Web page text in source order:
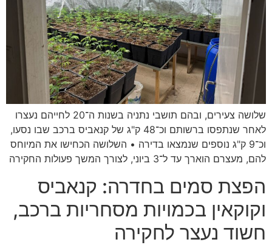
שלושה צעירים, ובהם תושבי נתניה בשנות ה־20 לחייהם נעצרו
לאחר שנתפסו ברשותם וכ־48 ק"ג של קנאביס ברכב שבו נסעו,
וכ־9 ק"ג נוספים שנמצאו בדירה • השלושה הכחישו את המיוחס
להם, מעצרם הוארך עד ל־3 ביוני, לצורך המשך פעולות החקירה
הפצת סמים בחדרה: קנאביס
וקוקאין בכמויות מסחריות ברכב,
חשוד נעצר לחקירה